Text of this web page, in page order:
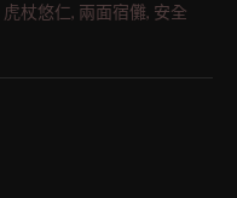
虎杖悠仁, 兩面宿儺, 安全